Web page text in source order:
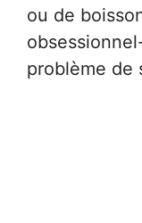
ou de
problème de